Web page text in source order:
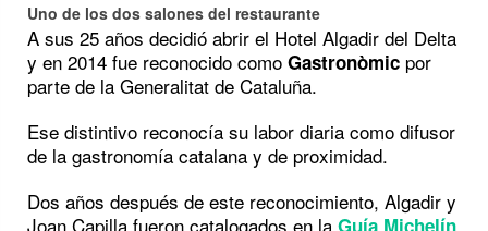
Uno de los dos salones del restaurante
A sus 25 años decidió abrir el Hotel Algadir del Delta
y en 2014 fue reconocido como Gastronòmic por
parte de la Generalitat de Cataluña.
Ese distintivo reconocía su labor diaria como difusor
de la gastronomía catalana y de proximidad.
Dos años después de este reconocimiento, Algadir y
Joan Capilla fueron catalogados en la Guía Michelín